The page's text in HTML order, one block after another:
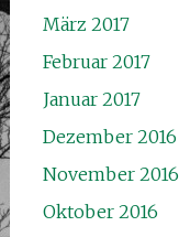
März 2017
Februar 2017
Januar 2017
Dezember 2016
November 2016
Oktober 2016